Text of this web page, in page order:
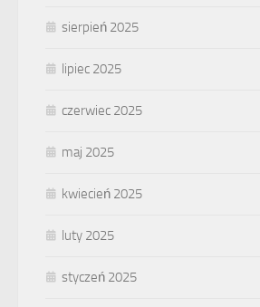
sierpień 2025
lipiec 2025
czerwiec 2025
maj 2025
kwiecień 2025
luty 2025
styczeń 2025